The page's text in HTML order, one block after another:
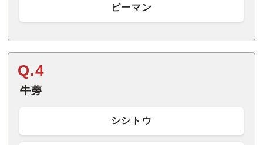
ピーマン
Q.4
牛蒡
シシトウ